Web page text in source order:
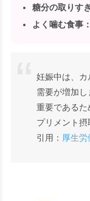
糖分の取りす
よく噛む食事
妊娠中は、
需要が増加
重要である
プリメント摂
引用： 厚生労